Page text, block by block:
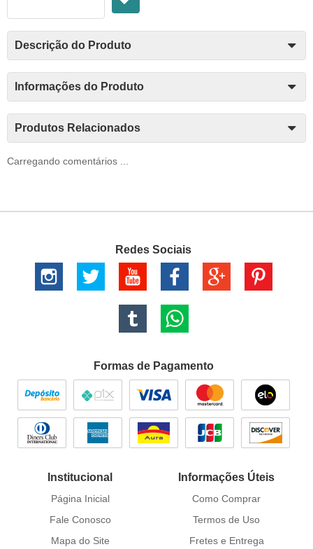
Descrição do Produto
Informações do Produto
Produtos Relacionados
Carregando comentários ...
Redes Sociais
Formas de Pagamento
Institucional
Página Inicial
Fale Conosco
Mapa do Site
Informações Úteis
Como Comprar
Termos de Uso
Fretes e Entrega